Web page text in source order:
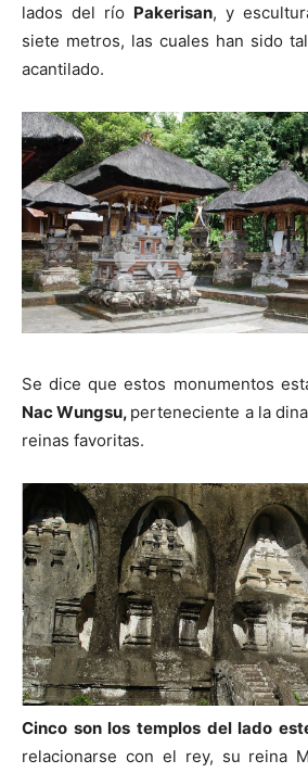
lados del río Pakerisan, y
siete metros, las cuales han sido
acantilado.
Se dice que estos monumentos
Nac Wungsu, perteneciente a la
reinas favoritas.
Cinco son los templos del lado
relacionarse con el rey, su reina